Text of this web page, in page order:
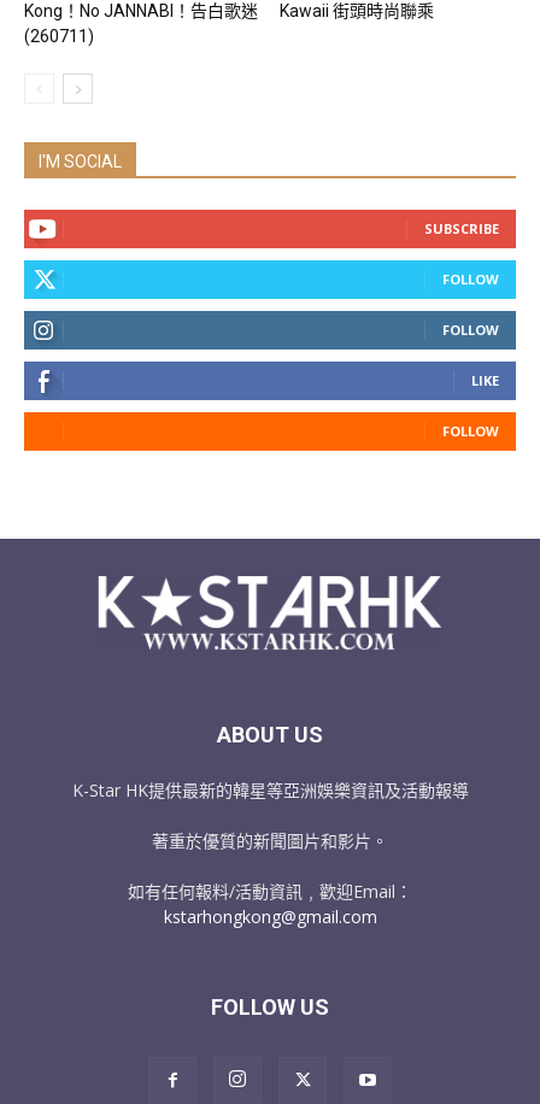
Kong！No JANNABI！告白歌迷
(260711)
Kawaii 街頭時尚聯乘
I'M SOCIAL
SUBSCRIBE
FOLLOW
FOLLOW
LIKE
FOLLOW
ABOUT US
K-Star HK提供最新的韓星等亞洲娛樂資訊及活動報導
著重於優質的新聞圖片和影片。
如有任何報料/活動資訊﹐歡迎Email：
kstarhongkong@gmail.com
FOLLOW US